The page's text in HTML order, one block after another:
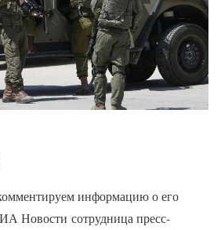
информацию о его
Новости сотрудница пресс-